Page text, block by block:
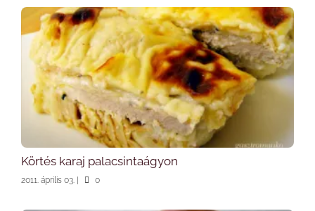
Körtés karaj palacsintaágyon
2011. április 03. | 0